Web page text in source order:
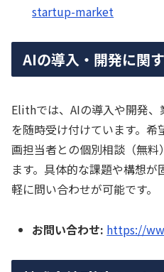
startup-market
AIの導入・開発に関
Elithでは、AIの導入や開発
を随時受け付けています。
画担当者との個別相談（無
ます。具体的な課題や構想
軽に問い合わせが可能です。
お問い合わせ: https://